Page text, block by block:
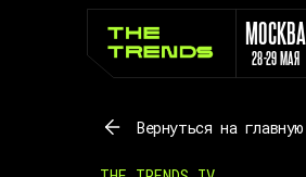
28-29 МАЯ
МОСКВА
Вернуться на главную